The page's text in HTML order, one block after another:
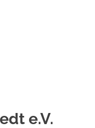
e.V.